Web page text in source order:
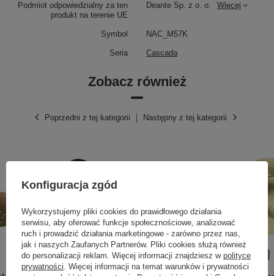
Podmiot odpowiedzialny za ten
produkt na terenie UE
Deante Sp. z o. o. Więcej
Symbol NAC_M57K
Seria Cascada
Zobacz również
Poprzedni z tej kategorii
OKAZJA OKAZJA
Następny z tej kategorii
Konfiguracja zgód
Wykorzystujemy pliki cookies do prawidłowego działania
serwisu, aby oferować funkcje społecznościowe, analizować
ruch i prowadzić działania marketingowe - zarówno przez nas,
jak i naszych Zaufanych Partnerów. Pliki cookies służą również
do personalizacji reklam. Więcej informacji znajdziesz w polityce
prywatności . Więcej informacji na temat warunków i prywatności